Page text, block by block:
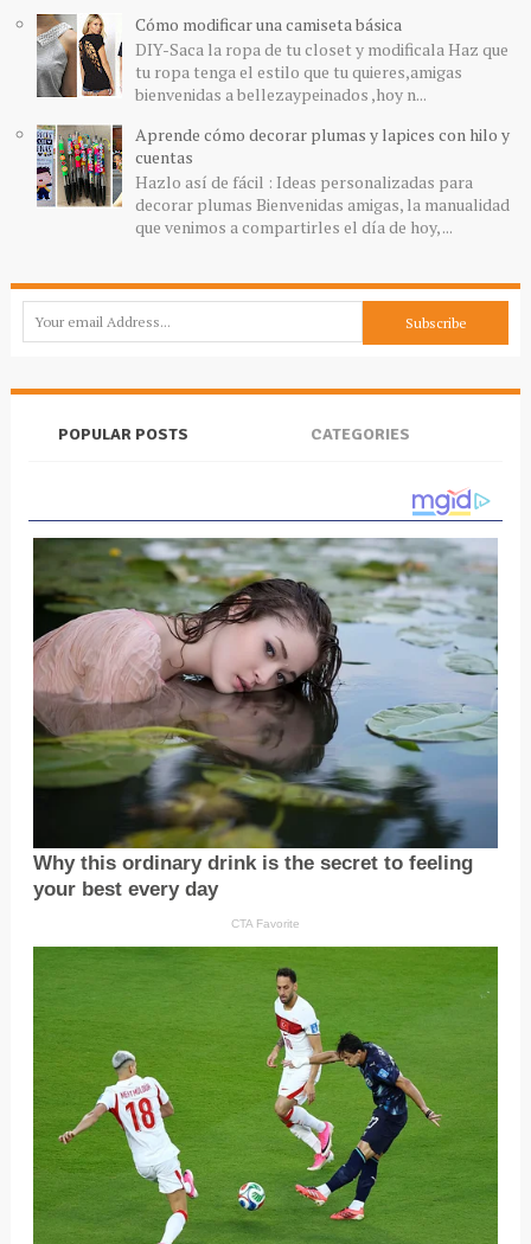
Cómo modificar una camiseta básica
DIY-Saca la ropa de tu closet y modificala Haz que
tu ropa tenga el estilo que tu quieres,amigas
bienvenidas a bellezaypeinados ,hoy n...
Aprende cómo decorar plumas y lapices con hilo y
cuentas
Hazlo así de fácil : Ideas personalizadas para
decorar plumas Bienvenidas amigas, la manualidad
que venimos a compartirles el día de hoy, ...
POPULAR POSTS CATEGORIES